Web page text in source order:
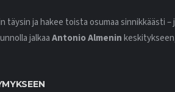
täysin ja hakee toista osumaa sinnikkäästi
jalkaaAntonio Almenin